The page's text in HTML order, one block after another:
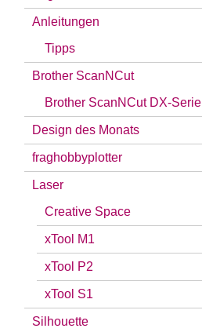
Anleitungen
Tipps
Brother ScanNCut
Brother ScanNCut DX-Serie
Design des Monats
fraghobbyplotter
Laser
Creative Space
xTool M1
xTool P2
xTool S1
Silhouette